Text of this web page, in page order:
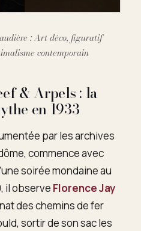
: Art déco, figuratif
contemporain
& Arpels : la
en 1933
par les archives
commence avec
soirée mondaine au
il observe Florence Jay
des chemins de fer
sortir de son sac les